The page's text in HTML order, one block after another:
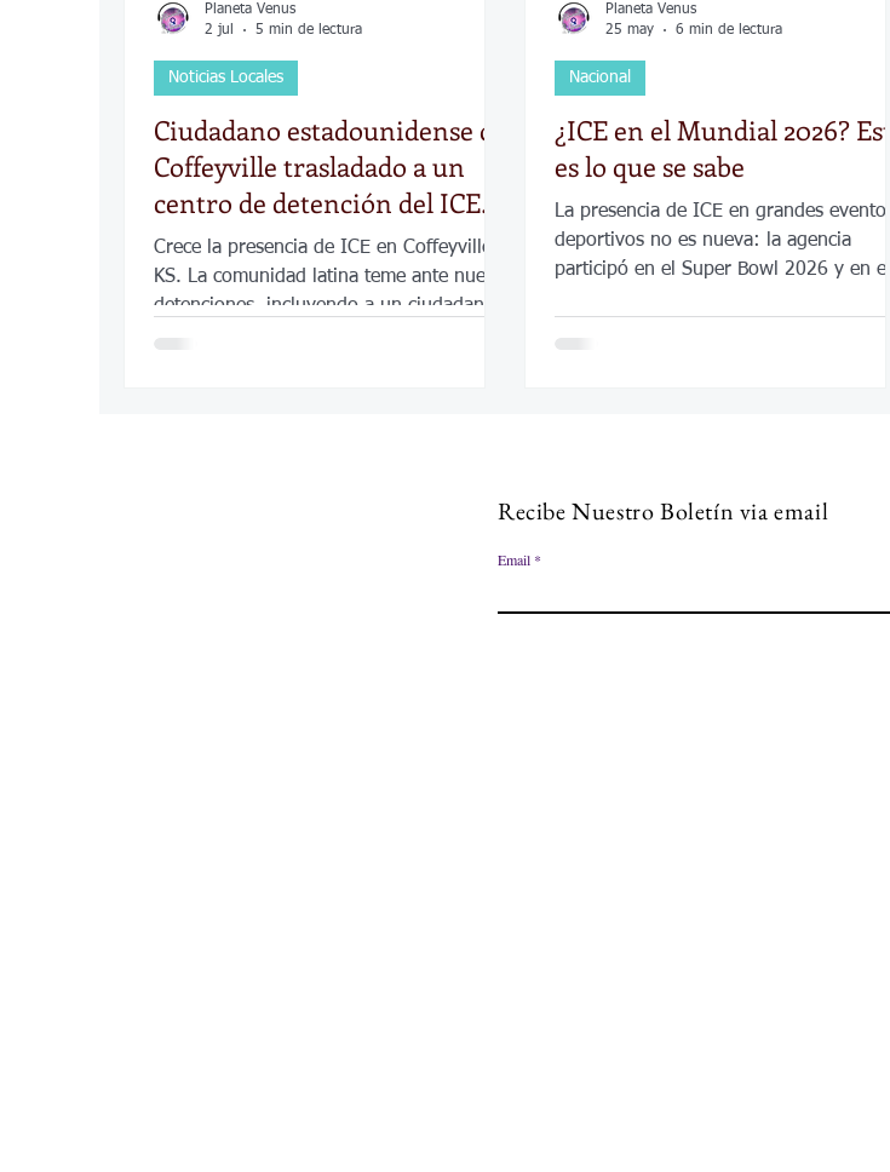
Ciudadano estadounidense de
Coffeyville trasladado a un
centro de detención del ICE
tras reportes de un aumento
de la presencia del ICE
Crece la presencia de ICE en Coffeyville,
KS. La comunidad latina teme ante nuevas
detenciones, incluyendo a un ciudadano
Noticias Locales
Planeta Venus
2 jul
5 min de lectura
¿ICE en el Mundial 2026? Esto
es lo que se sabe
La presencia de ICE en grandes eventos
deportivos no es nueva: la agencia
participó en el Super Bowl 2026 y en el
Nacional
Planeta Venus
25 may
6 min de lectura
Recibe Nuestro Boletín via email
Email